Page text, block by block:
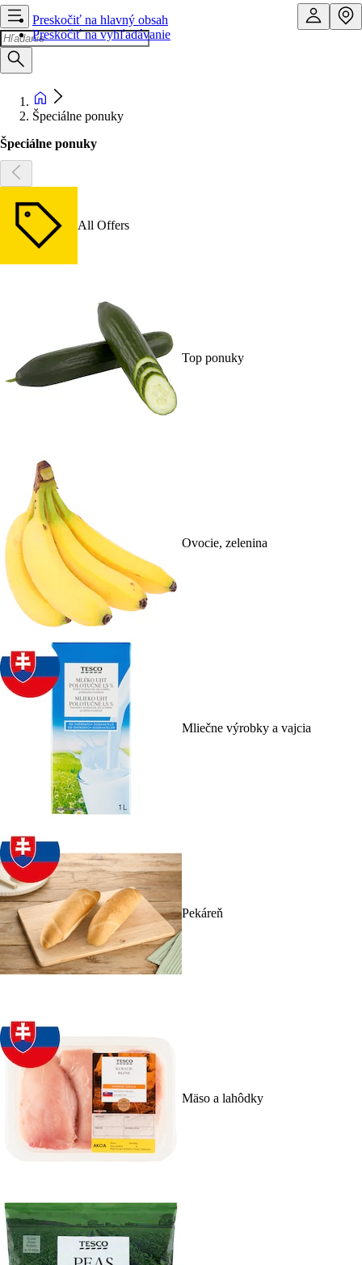
Preskočiť na hlavný obsah
Preskočiť na vyhľadávanie
Špeciálne ponuky
Špeciálne ponuky
All Offers
Top ponuky
Ovocie, zelenina
Mliečne výrobky a vajcia
Pekáreň
Mäso a lahôdky